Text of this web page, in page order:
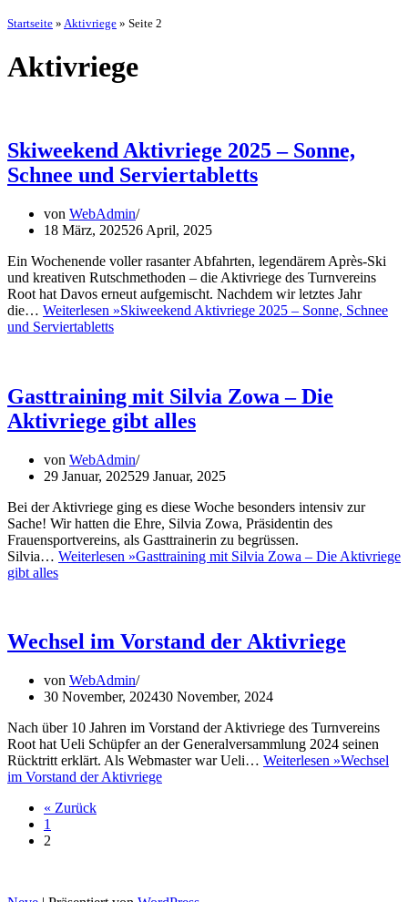
Startseite » Aktivriege » Seite 2
Aktivriege
Skiweekend Aktivriege 2025 – Sonne,
Schnee und Serviertabletts
von WebAdmin
18 März, 202526 April, 2025
Ein Wochenende voller rasanter Abfahrten, legendärem Après-Ski
und kreativen Rutschmethoden – die Aktivriege des Turnvereins
Root hat Davos erneut aufgemischt. Nachdem wir letztes Jahr
die… Weiterlesen »Skiweekend Aktivriege 2025 – Sonne, Schnee
und Serviertabletts
Gasttraining mit Silvia Zowa – Die
Aktivriege gibt alles
von WebAdmin
29 Januar, 202529 Januar, 2025
Bei der Aktivriege ging es diese Woche besonders intensiv zur
Sache! Wir hatten die Ehre, Silvia Zowa, Präsidentin des
Frauensportvereins, als Gasttrainerin zu begrüssen.
Silvia… Weiterlesen »Gasttraining mit Silvia Zowa – Die Aktivriege
gibt alles
Wechsel im Vorstand der Aktivriege
von WebAdmin
30 November, 202430 November, 2024
Nach über 10 Jahren im Vorstand der Aktivriege des Turnvereins
Root hat Ueli Schüpfer an der Generalversammlung 2024 seinen
Rücktritt erklärt. Als Webmaster war Ueli… Weiterlesen »Wechsel
im Vorstand der Aktivriege
« Zurück
1
2